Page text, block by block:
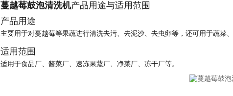
蔓越莓鼓泡清洗机产品用途与适用范围
产品用途
主要用于对蔓越莓等果蔬进行清洗去污、去泥沙、去虫卵等，还可用于蔬菜
适用范围
适用于食品厂、酱菜厂、速冻果蔬厂、净菜厂、冻干厂等。